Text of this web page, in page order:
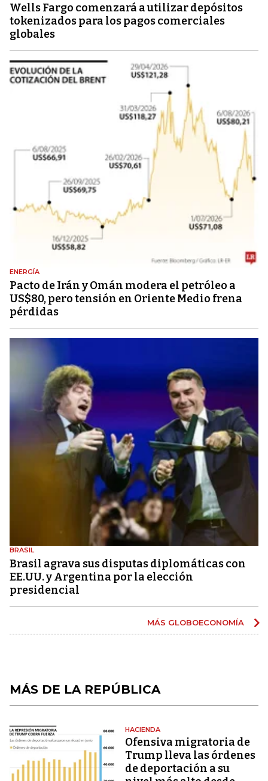
Wells Fargo comenzará a utilizar depósitos
tokenizados para los pagos comerciales
globales
ENERGÍA
Pacto de Irán y Omán modera el petróleo a
US$80, pero tensión en Oriente Medio frena
pérdidas
BRASIL
Brasil agrava sus disputas diplomáticas con
EE.UU. y Argentina por la elección
presidencial
MÁS GLOBOECONOMÍA
MÁS DE LA REPÚBLICA
HACIENDA
Ofensiva migratoria de
Trump lleva las órdenes
de deportación a su